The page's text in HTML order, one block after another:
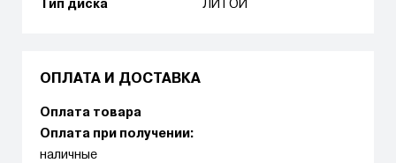
Тип диска
ЛИТОЙ
ОПЛАТА И ДОСТАВКА
Оплата товара
Оплата при получении:
наличные